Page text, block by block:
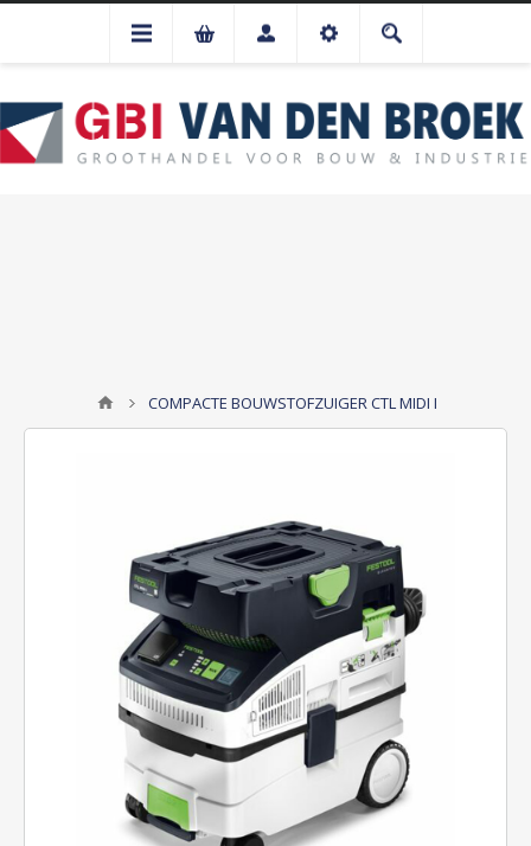
COMPACTE BOUWSTOFZUIGER CTL MIDI I